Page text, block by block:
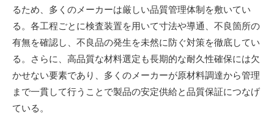
るため、多くのメーカーは厳しい品質管理体制を敷いてい
る。各工程ごとに検査装置を用いて寸法や導通、不良箇所の
有無を確認し、不良品の発生を未然に防ぐ対策を徹底してい
る。さらに、高品質な材料選定も長期的な耐久性確保には欠
かせない要素であり、多くのメーカーが原材料調達から管理
まで一貫して行うことで製品の安定供給と品質保証につなげ
ている。